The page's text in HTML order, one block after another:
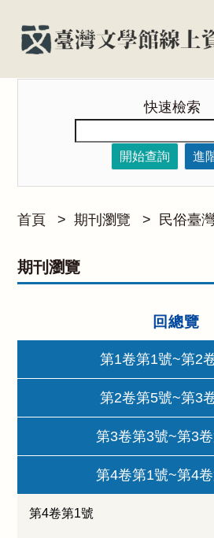
快速檢索
開始查詢
進
首頁 > 期刊瀏覽 > 民俗臺
期刊瀏覽
回總覽
第1卷第1號~第2
第2卷第5號~第3
第3卷第3號~第3
第4卷第1號~第4
第4卷第1號